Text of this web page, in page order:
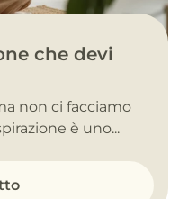
che devi
non ci facciamo
è uno...